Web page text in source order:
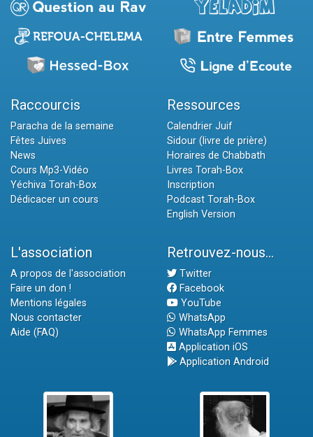
Raccourcis
Paracha de la semaine
Fêtes Juives
News
Cours Mp3-Vidéo
Yéchiva Torah-Box
Dédicacer un cours
Ressources
Calendrier Juif
Sidour (livre de prière)
Horaires de Chabbath
Livres Torah-Box
Inscription
Podcast Torah-Box
English Version
L'association
A propos de l'association
Faire un don !
Mentions légales
Nous contacter
Aide (FAQ)
Retrouvez-nous...
Twitter
Facebook
YouTube
WhatsApp
WhatsApp Femmes
Application iOS
Application Android